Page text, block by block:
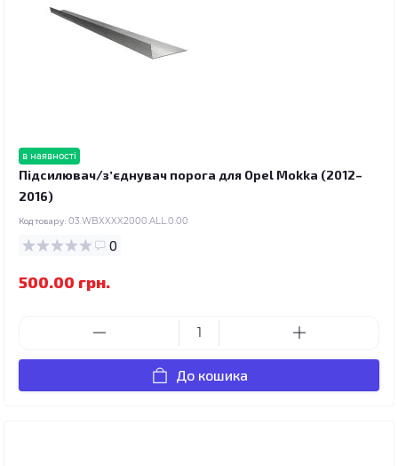
в наявності
Підсилювач/зʼєднувач порога для Opel Mokka (2012–
2016)
Код товару: 03.WBXXXX2000.ALL.0.00
0
500.00 грн.
До кошика